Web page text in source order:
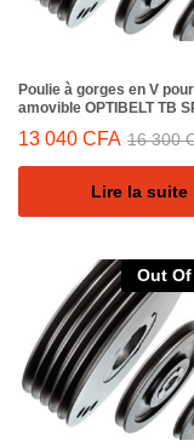
Poulie à gorges en V
amovible OPTIBELT TB
13 040 CFA 16 300
Lire la suite
Out